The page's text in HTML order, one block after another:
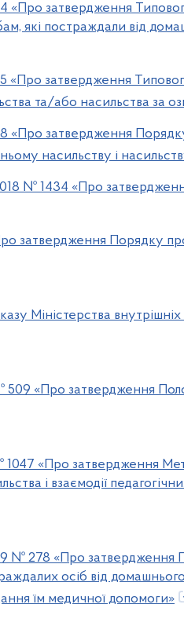
«Про затвердження
які постраждали від
«Про затвердження
та/або насильства за
«Про затвердження Порядку
насильству і
№ 1434 «Про
затвердження Порядку
Міністерства внутрішніх
509 «Про затвердження
1047 «Про затвердження
і взаємодії
№ 278 «Про
осіб від домашнього
їм медичної допомоги»